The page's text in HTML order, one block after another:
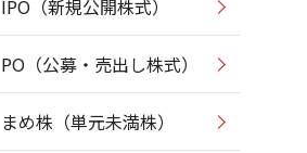
IPO（新規公開株式）
PO（公募・売出し株式）
まめ株（単元未満株）